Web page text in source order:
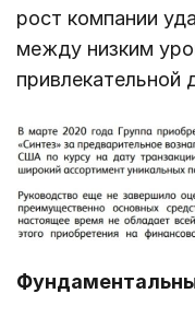
рост компании
между низким
привлекательной